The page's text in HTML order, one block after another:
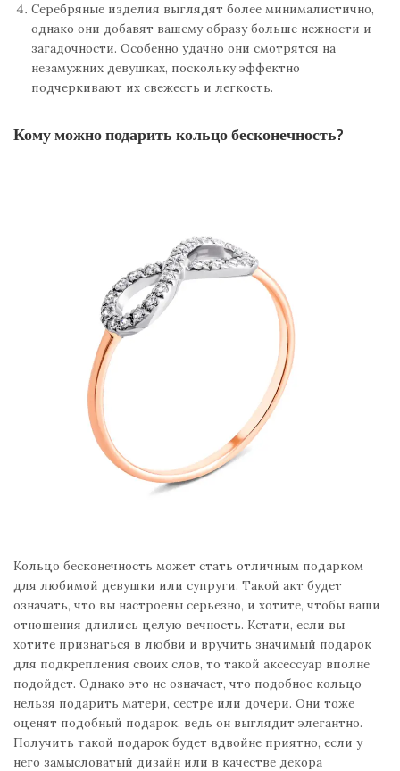
Серебряные изделия выглядят более минималистично,
однако они добавят вашему образу больше нежности и
загадочности. Особенно удачно они смотрятся на
незамужних девушках, поскольку эффектно
подчеркивают их свежесть и легкость.
Кому можно подарить кольцо бесконечность?
Кольцо бесконечность может стать отличным подарком
для любимой девушки или супруги. Такой акт будет
означать, что вы настроены серьезно, и хотите, чтобы ваши
отношения длились целую вечность. Кстати, если вы
хотите признаться в любви и вручить значимый подарок
для подкрепления своих слов, то такой аксессуар вполне
подойдет. Однако это не означает, что подобное кольцо
нельзя подарить матери, сестре или дочери. Они тоже
оценят подобный подарок, ведь он выглядит элегантно.
Получить такой подарок будет вдвойне приятно, если у
него замысловатый дизайн или в качестве декора